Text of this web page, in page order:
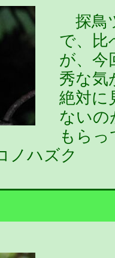
探鳥
で、比
が、今
秀な
絶対に
ない
もら
ノハズク